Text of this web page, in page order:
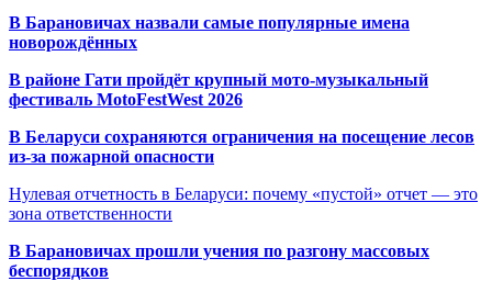
В Барановичах назвали самые популярные имена
новорождённых
В районе Гати пройдёт крупный мото-музыкальный
фестиваль MotoFestWest 2026
В Беларуси сохраняются ограничения на посещение лесов
из-за пожарной опасности
Нулевая отчетность в Беларуси: почему «пустой» отчет — это
зона ответственности
В Барановичах прошли учения по разгону массовых
беспорядков